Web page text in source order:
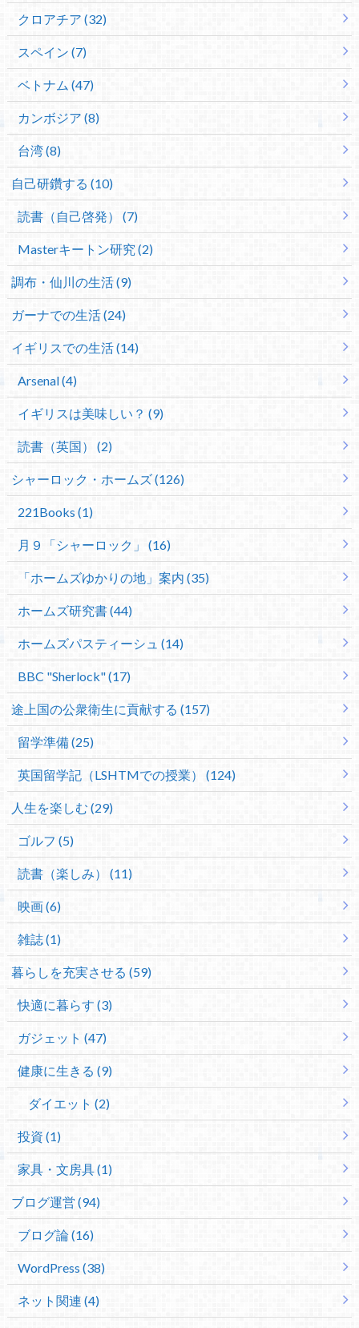
クロアチア (32)
スペイン (7)
ベトナム (47)
カンボジア (8)
台湾 (8)
自己研鑽する (10)
読書（自己啓発） (7)
Masterキートン研究 (2)
調布・仙川の生活 (9)
ガーナでの生活 (24)
イギリスでの生活 (14)
Arsenal (4)
イギリスは美味しい？ (9)
読書（英国） (2)
シャーロック・ホームズ (126)
221Books (1)
月９「シャーロック」 (16)
「ホームズゆかりの地」案内 (35)
ホームズ研究書 (44)
ホームズパスティーシュ (14)
BBC "Sherlock" (17)
途上国の公衆衛生に貢献する (157)
留学準備 (25)
英国留学記（LSHTMでの授業） (124)
人生を楽しむ (29)
ゴルフ (5)
読書（楽しみ） (11)
映画 (6)
雑誌 (1)
暮らしを充実させる (59)
快適に暮らす (3)
ガジェット (47)
健康に生きる (9)
ダイエット (2)
投資 (1)
家具・文房具 (1)
ブログ運営 (94)
ブログ論 (16)
WordPress (38)
ネット関連 (4)